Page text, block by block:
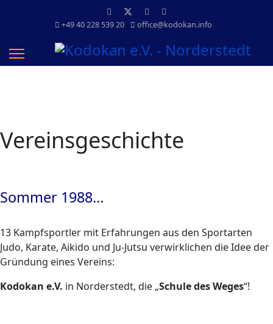
+49 40 228 539 20 office@kodokan.info
Vereinsgeschichte
Sommer 1988…
13 Kampfsportler mit Erfahrungen aus den Sportarten
Judo, Karate, Aikido und Ju-Jutsu verwirklichen die Idee der
Gründung eines Vereins:
Kodokan e.V. in Norderstedt, die „Schule des Weges“!